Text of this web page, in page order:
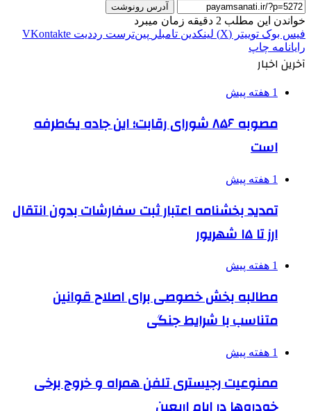
آدرس رونوشت
خواندن این مطلب 2 دقیقه زمان میبرد
فیس بوک توییتر (X) لینکدین ‫تامبلر ‫پین‌ترست ‫رددیت ‫VKontakte
رایانامه چاپ
آخرین اخبار
1 هفته پیش
مصوبه ۸۵۶ شورای رقابت؛ این جاده یک‌طرفه
است
1 هفته پیش
تمدید بخشنامه اعتبار ثبت سفارشات بدون انتقال
ارز تا ۱۵ شهریور
1 هفته پیش
مطالبه بخش خصوصی برای اصلاح قوانین
متناسب با شرایط جنگی
1 هفته پیش
ممنوعیت رجیستری تلفن همراه و خروج برخی